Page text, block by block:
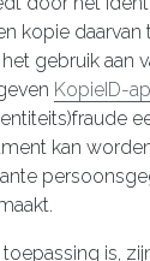
kopie daarvan
gebruik aan
KopieID-
kan
is,